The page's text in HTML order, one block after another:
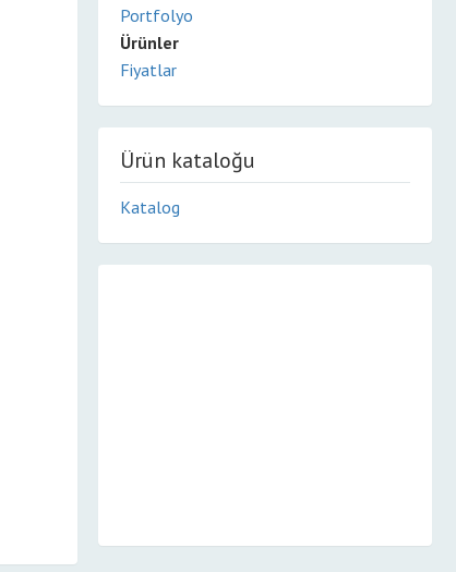
Portfolyo
Ürünler
Fiyatlar
Ürün kataloğu
Katalog